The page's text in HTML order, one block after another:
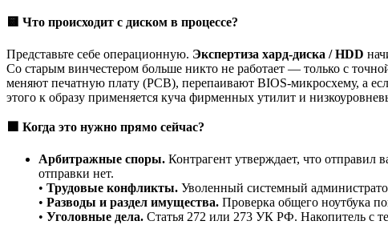
🟨 Что происходит с диском в процессе?
Представьте себе операционную. Экспертиза хард-диска / HDD
Со старым винчестером больше никто не работает — только с
меняют печатную плату (PCB), перепаивают BIOS-микросхему, а
этого к образу применяется куча фирменных утилит и
Когда это нужно прямо сейчас?
Арбитражные споры. Контрагент утверждает, что
отправки нет.
• Трудовые конфликты. Уволенный системный
• Разводы и раздел имущества. Проверка общего ноутбука
• Уголовные дела. Статья 272 или 273 УК РФ. Накопитель с